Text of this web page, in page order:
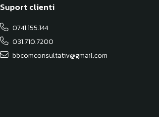
Suport clienti
0741.155.144
031.710.7200
bbcomconsultativ@gmail.com